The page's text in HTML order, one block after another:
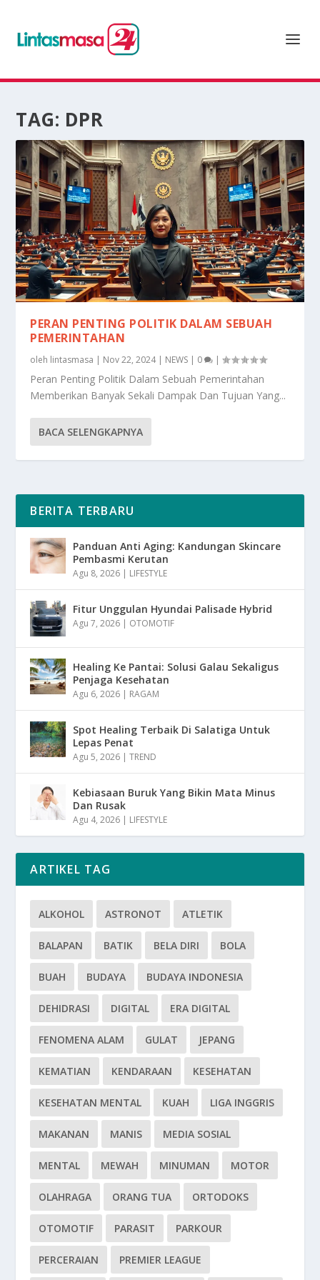
TAG: DPR
PERAN PENTING POLITIK DALAM SEBUAH
PEMERINTAHAN
oleh lintasmasa | Nov 22, 2024| NEWS | 0 |
Peran Penting Politik Dalam Sebuah Pemerintahan
Memberikan Banyak Sekali Dampak Dan Tujuan Yang...
BACA SELENGKAPNYA
BERITA TERBARU
Panduan Anti Aging: Kandungan Skincare
Pembasmi Kerutan
Agu 8, 2026 | LIFESTYLE
Fitur Unggulan Hyundai Palisade Hybrid
Agu 7, 2026 | OTOMOTIF
Healing Ke Pantai: Solusi Galau Sekaligus
Penjaga Kesehatan
Agu 6, 2026 | RAGAM
Spot Healing Terbaik Di Salatiga Untuk
Lepas Penat
Agu 5, 2026 |TREND
Kebiasaan Buruk Yang Bikin Mata Minus
Dan Rusak
Agu 4, 2026 | LIFESTYLE
ARTIKEL TAG
ALKOHOL ASTRONOT ATLETIK
BALAPAN BATIK BELA DIRI BOLA
BUAH BUDAYA BUDAYA INDONESIA
DEHIDRASI DIGITAL ERA DIGITAL
FENOMENA ALAM GULAT JEPANG
KEMATIAN KENDARAAN KESEHATAN
KESEHATAN MENTAL KUAH LIGA INGGRIS
MAKANAN MANIS MEDIA SOSIAL
MENTAL MEWAH MINUMAN MOTOR
OLAHRAGA ORANG TUA ORTODOKS
OTOMOTIF PARASIT PARKOUR
PERCERAIAN PREMIER LEAGUE